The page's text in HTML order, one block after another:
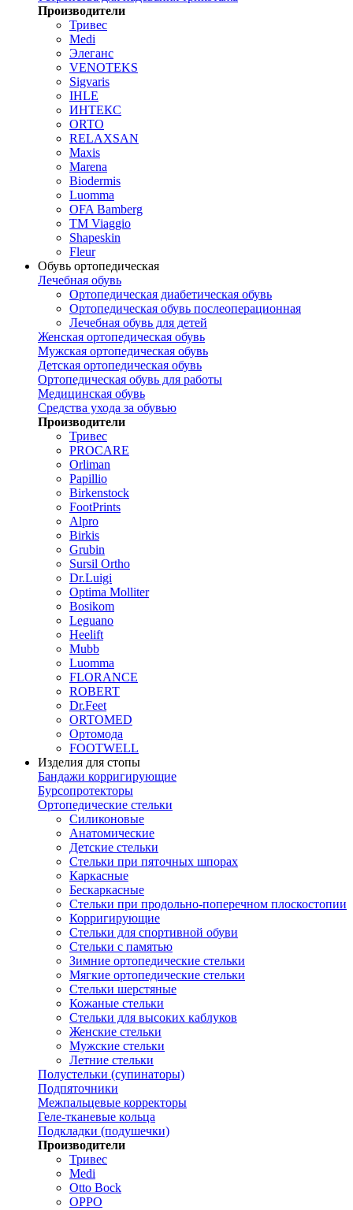
Производители
Тривес
Medi
Элеганс
VENOTEKS
Sigvaris
IHLE
ИНТЕКС
ORTO
RELAXSAN
Maxis
Marena
Biodermis
Luomma
OFA Bamberg
TM Viaggio
Shapeskin
Fleur
Обувь ортопедическая
Лечебная обувь
Ортопедическая диабетическая обувь
Ортопедическая обувь послеоперационная
Лечебная обувь для детей
Женская ортопедическая обувь
Мужская ортопедическая обувь
Детская ортопедическая обувь
Ортопедическая обувь для работы
Медицинская обувь
Средства ухода за обувью
Производители
Тривес
PROCARE
Orliman
Papillio
Birkenstock
FootPrints
Alpro
Birkis
Grubin
Sursil Ortho
Dr.Luigi
Optima Molliter
Bosikom
Leguano
Heelift
Mubb
Luomma
FLORANCE
ROBERT
Dr.Feet
ORTOMED
Ортомода
FOOTWELL
Изделия для стопы
Бандажи корригирующие
Бурсопротекторы
Ортопедические стельки
Силиконовые
Анатомические
Детские стельки
Стельки при пяточных шпорах
Каркасные
Бескаркасные
Стельки при продольно-поперечном плоскостопии
Корригирующие
Стельки для спортивной обуви
Стельки с памятью
Зимние ортопедические стельки
Мягкие ортопедические стельки
Стельки шерстяные
Кожаные стельки
Стельки для высоких каблуков
Женские стельки
Мужские стельки
Летние стельки
Полустельки (супинаторы)
Подпяточники
Межпальцевые корректоры
Геле-тканевые кольца
Подкладки (подушечки)
Производители
Тривес
Medi
Otto Bock
OPPO